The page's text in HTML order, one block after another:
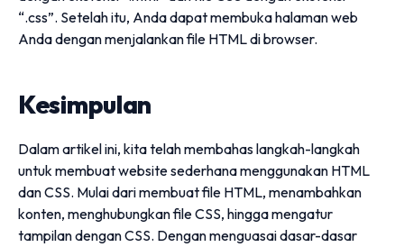
“.css”. Setelah itu, Anda dapat membuka halaman web
Anda dengan menjalankan file HTML di browser.
Kesimpulan
Dalam artikel ini, kita telah membahas langkah-langkah
untuk membuat website sederhana menggunakan HTML
dan CSS. Mulai dari membuat file HTML, menambahkan
konten, menghubungkan file CSS, hingga mengatur
tampilan dengan CSS. Dengan menguasai dasar-dasar